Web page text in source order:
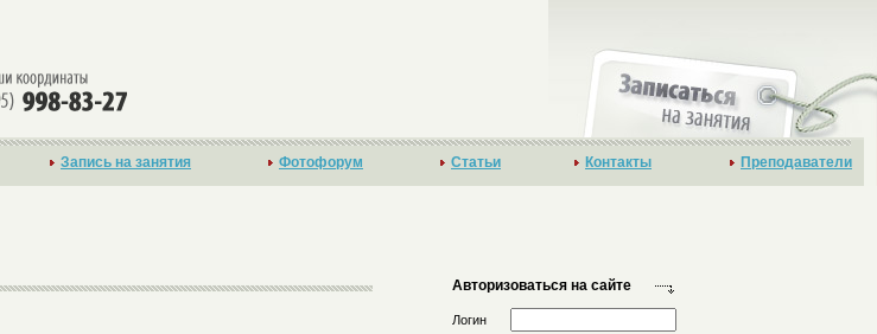
Запись на занятия Фотофорум Статьи Контакты Преподаватели
Авторизоваться на сайте
Логин